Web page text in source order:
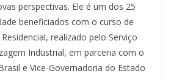
perspectivas. Ele é um dos 25
beneficiados com o curso de
realizado pelo Serviço
Industrial, em parceria com o
e Vice-Governadoria do Estado